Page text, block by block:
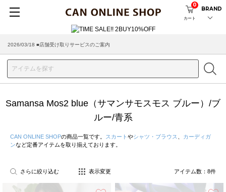
カート
0
BRAND
2026/03/18 ■店舗受け取りサービスのご案内
Samansa Mos2 blue（サマンサモスモス ブルー）/ブ
ルー/青系
CAN ONLINE SHOPの商品一覧です。 スカート やシャツ・ブラウス
カーディガ
ンなど定番アイテムを取り揃えております。
さらに絞り込む 表示変更 アイテム数： 8件
お気に入り